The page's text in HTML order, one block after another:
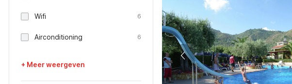
Wifi 6
Airconditioning 6
+ Meer weergeven